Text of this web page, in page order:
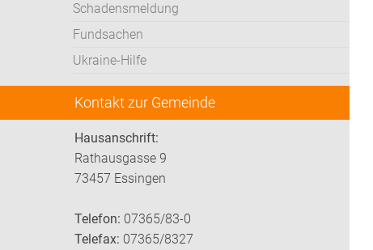
Schadensmeldung
Fundsachen
Ukraine-Hilfe
Kontakt zur Gemeinde
Hausanschrift:
Rathausgasse 9
73457 Essingen
Telefon: 07365/83-0
Telefax: 07365/8327